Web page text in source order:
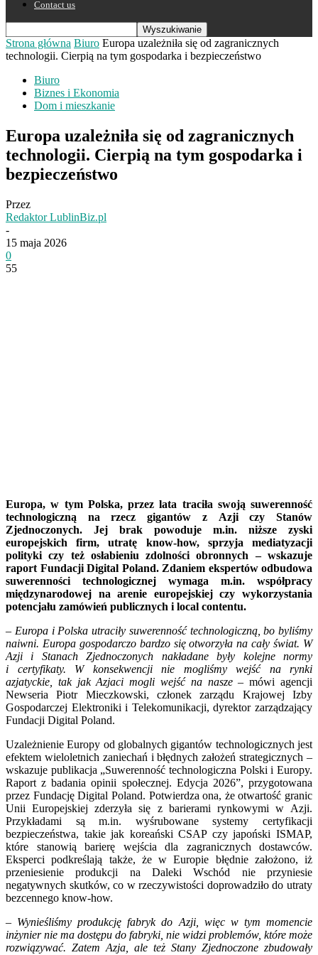
Contact us
Strona główna Biuro Europa uzależniła się od zagranicznych
technologii. Cierpią na tym gospodarka i bezpieczeństwo
Biuro
Biznes i Ekonomia
Dom i mieszkanie
Europa uzależniła się od zagranicznych
technologii. Cierpią na tym gospodarka i
bezpieczeństwo
Przez
Redaktor LublinBiz.pl
-
15 maja 2026
0
55
Europa, w tym Polska, przez lata traciła swoją suwerenność
technologiczną na rzecz gigantów z Azji czy Stanów
Zjednoczonych. Jej brak powoduje m.in. niższe zyski
europejskich firm, utratę know-how, sprzyja mediatyzacji
polityki czy też osłabieniu zdolności obronnych – wskazuje
raport Fundacji Digital Poland. Zdaniem ekspertów odbudowa
suwerenności technologicznej wymaga m.in. współpracy
międzynarodowej na arenie europejskiej czy wykorzystania
potencjału zamówień publicznych i local contentu.
– Europa i Polska utraciły suwerenność technologiczną, bo byliśmy
naiwni. Europa gospodarczo bardzo sięotworzyła na cały świat. W
Azji i Stanach Zjednoczonych nakładane były kolejne normy
i certyfikaty. W konsekwencji nie mogliśmy wejść na rynki
azjatyckie, tak jak Azjaci mogli wejść na nasze– mówi agencji
Newseria Piotr Mieczkowski, członek zarządu Krajowej Izby
Gospodarczej Elektroniki i Telekomunikacji, dyrektor zarządzający
Fundacji Digital Poland.
Uzależnienie Europy od globalnych gigantów technologicznych jest
efektem wieloletnich zaniechań i błędnych założeń strategicznych –
wskazuje publikacja „Suwerenność technologiczna Polski i Europy.
Raport z badania opinii społecznej. Edycja 2026”, przygotowana
przez Fundację Digital Poland. Potwierdza ona, że otwartość granic
Unii Europejskiej zderzyła się z barierami rynkowymi w Azji.
Przykładami są m.in. wyśrubowane systemy certyfikacji
bezpieczeństwa, takie jak koreański CSAP czy japoński ISMAP,
które stanowią barierę wejścia dla zagranicznych dostawców.
Eksperci podkreślają także, że w Europie błędnie założono, iż
przeniesienie produkcji na Daleki Wschód nie przyniesie
negatywnych skutków, co w rzeczywistości doprowadziło do utraty
bezcennego know-how.
– Wynieśliśmy produkcję fabryk do Azji, więc w tym momencie
inżynier nie ma dostępu do fabryki, nie widzi problemów, które może
rozwiązywać. Zatem Azja, ale też Stany Zjednoczone zbudowały